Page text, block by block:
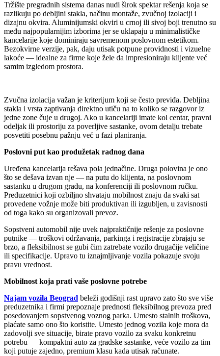
Tržište pregradnih sistema danas nudi širok spektar rešenja koja se
razlikuju po debljini stakla, načinu montaže, zvučnoj izolaciji i
dizajnu okvira. Aluminijumski okviri u crnoj ili sivoj boji trenutno su
među najpopularnijim izborima jer se uklapaju u minimalističke
kancelarije koje dominiraju savremenom poslovnom estetikom.
Bezokvirne verzije, pak, daju utisak potpune providnosti i vizuelne
lakoće — idealne za firme koje žele da impresioniraju klijente već
samim izgledom prostora.
Zvučna izolacija važan je kriterijum koji se često previđa. Debljina
stakla i vrsta zaptivanja direktno utiču na to koliko se razgovor iz
jedne zone čuje u drugoj. Ako u kancelariji imate kol centar, pravni
odeljak ili prostoriju za poverljive sastanke, ovom detalju trebate
posvetiti posebnu pažnju već u fazi planiranja.
Poslovni put kao produžetak radnog dana
Uređena kancelarija rešava pola jednačine. Druga polovina je ono
što se dešava izvan nje — na putu do klijenta, na poslovnom
sastanku u drugom gradu, na konferenciji ili poslovnom ručku.
Preduzetnici koji ozbiljno shvataju mobilnost znaju da svaki sat
provedene vožnje može biti produktivan ili izgubljen, u zavisnosti
od toga kako su organizovali prevoz.
Sopstveni automobil nije uvek najpraktičnije rešenje za poslovne
putnike — troškovi održavanja, parkinga i registracije zbrajaju se
brzo, a fleksibilnost se gubi čim zatrebate vozilo drugačije veličine
ili specifikacije. Upravo tu iznajmljivanje vozila pokazuje svoju
pravu vrednost.
Mobilnost koja prati vaše poslovne potrebe
Najam vozila Beograd beleži godišnji rast upravo zato što sve više
preduzetnika i firmi prepoznaje prednosti fleksibilnog prevoza pred
posedovanjem sopstvenog voznog parka. Umesto stalnih troškova,
plaćate samo ono što koristite. Umesto jednog vozila koje mora da
zadovolji sve situacije, birate pravo vozilo za svaku konkretnu
potrebu — kompaktni auto za gradske sastanke, veće vozilo za tim
koji putuje zajedno, premium klasu kada utisak računate.